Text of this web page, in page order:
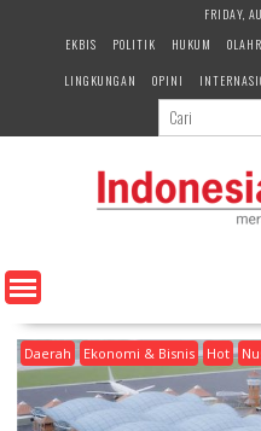
e
n
FRIDAY,
EKBIS
POLITIK HUKUM
LINGKUNGAN
OPINI
Daerah Ekonomi & Bisnis Hot